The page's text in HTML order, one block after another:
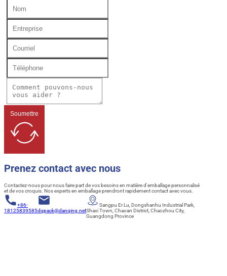
Soumettre
Prenez contact avec nous
Contactez-nous pour nous faire part de vos besoins en matière d'emballage personnalisé
et de vos croquis. Nos experts en emballage prendront rapidement contact avec vous.
+86-
18125839585dqpack@danqing.net
Sangpu Er Lu, Dongshanhu Industrial Park,
Shaxi Town, Chaoan District, Chaozhou City,
Guangdong Province